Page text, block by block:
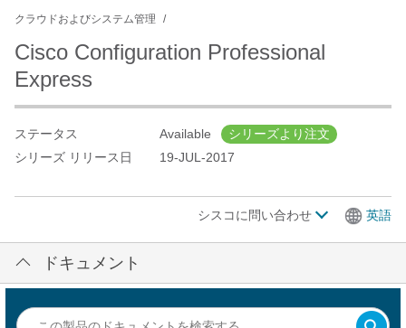
クラウドおよびシステム管理
Cisco Configuration Professional
Express
ステータス Available
シリーズより注文
シリーズ リリース日
19-JUL-2017
シスコに問い合わせ 英語
ドキュメント